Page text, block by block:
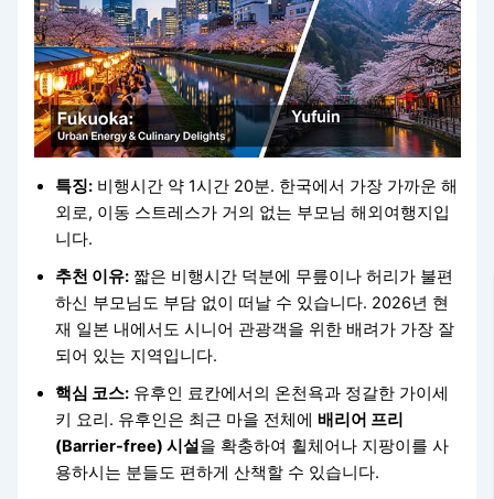
특징: 비행시간 약 1시간 20분. 한국에서 가장 가까운 해
외로, 이동 스트레스가 거의 없는 부모님 해외여행지입
니다.
추천 이유: 짧은 비행시간 덕분에 무릎이나 허리가 불편
하신 부모님도 부담 없이 떠날 수 있습니다. 2026년 현
재 일본 내에서도 시니어 관광객을 위한 배려가 가장 잘
되어 있는 지역입니다.
핵심 코스: 유후인 료칸에서의 온천욕과 정갈한 가이세
키 요리. 유후인은 최근 마을 전체에배리어 프리
(Barrier-free) 시설을 확충하여 휠체어나 지팡이를 사
용하시는 분들도 편하게 산책할 수 있습니다.